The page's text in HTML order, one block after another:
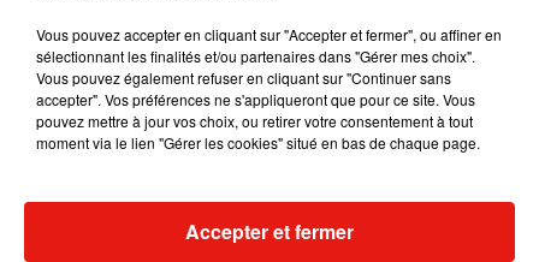
Vous pouvez accepter en cliquant sur "Accepter et fermer", ou affiner en
sélectionnant les finalités et/ou partenaires dans "Gérer mes choix".
Vous pouvez également refuser en cliquant sur "Continuer sans
accepter". Vos préférences ne s'appliqueront que pour ce site. Vous
pouvez mettre à jour vos choix, ou retirer votre consentement à tout
moment via le lien "Gérer les cookies" situé en bas de chaque page.
Accepter et fermer